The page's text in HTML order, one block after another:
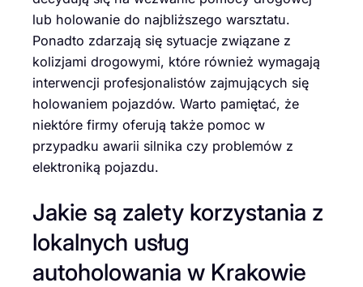
lub holowanie do najbliższego warsztatu.
Ponadto zdarzają się sytuacje związane z
kolizjami drogowymi, które również wymagają
interwencji profesjonalistów zajmujących się
holowaniem pojazdów. Warto pamiętać, że
niektóre firmy oferują także pomoc w
przypadku awarii silnika czy problemów z
elektroniką pojazdu.
Jakie są zalety korzystania z
lokalnych usług
autoholowania w Krakowie